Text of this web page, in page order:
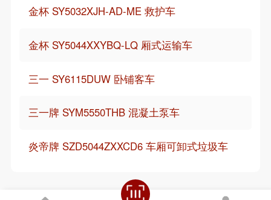
金杯 SY5032XJH-AD-ME 救护车
金杯 SY5044XXYBQ-LQ 厢式运输车
三一 SY6115DUW 卧铺客车
三一牌 SYM5550THB 混凝土泵车
炎帝牌 SZD5044ZXXCD6 车厢可卸式垃圾车